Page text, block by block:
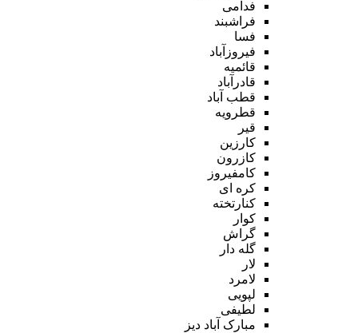
فدامی
فراشبند
فسا
فیروزآباد
قائمیه
قادرآباد
قطب آباد
قطرویه
قیر
کارزین
کازرون
کامفیروز
کره ای
کنارتخته
کوار
گراش
گله دار
لار
لامرد
لپویی
لطیفی
مبارک آباد دیز